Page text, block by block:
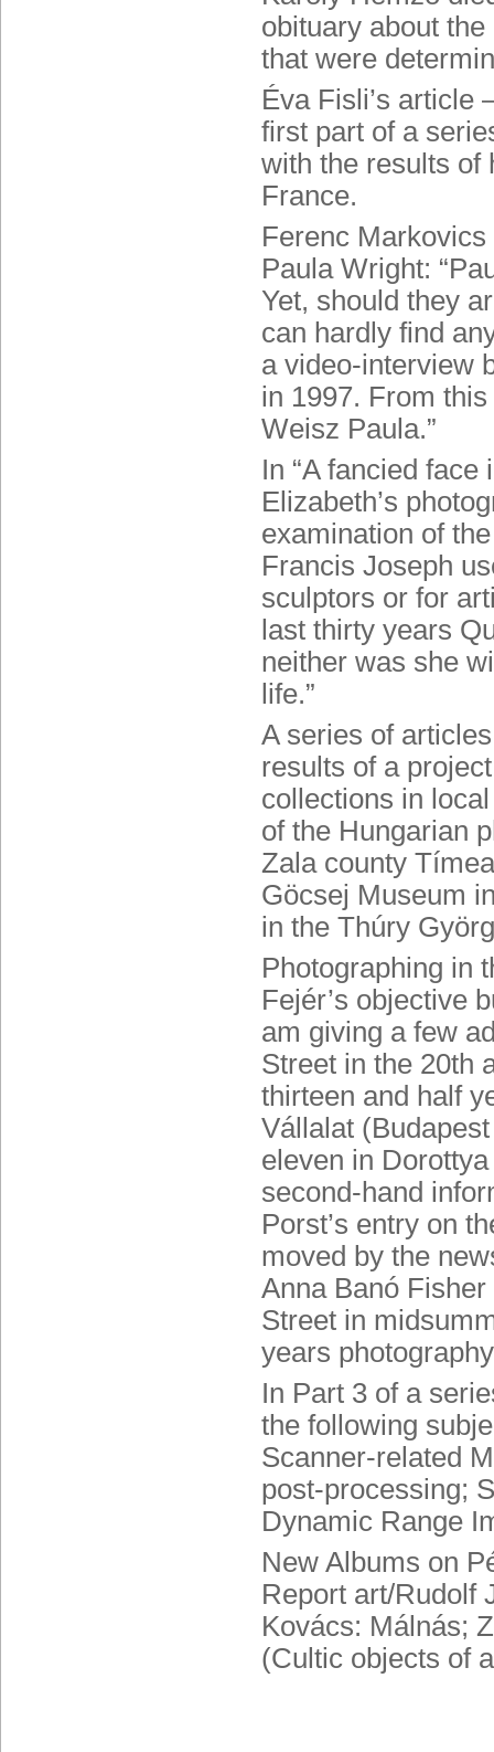
obituary about
that were
Éva Fisli’s article
first part of a
with the results of
France.
Ferenc
Paula Wright:
Yet, should they
can hardly find
a video-interview
in 1997. From
Weisz Paula.”
In “A fancied
Elizabeth’s
examination of
Francis Joseph
sculptors or for
last thirty years
neither was she
life.”
A series of
results of a
collections in
of the Hungarian
Zala county
Göcsej Museum
in the Thúry
Photographing in
Fejér’s objective
am giving a few
Street in the 20th
thirteen and half
Vállalat
eleven in
second-hand
Porst’s entry on
moved by the
Anna Banó
Street in
years
In Part 3 of a
the following
Scanner-related
post-processing;
Dynamic Range
New Albums on
Report art/Rudolf
Kovács: Málnás;
(Cultic objects of